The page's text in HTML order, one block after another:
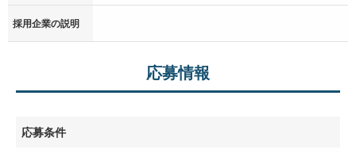
採用企業の説明
応募情報
応募条件